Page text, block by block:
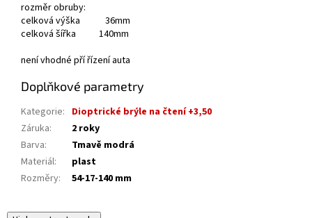
rozměr obruby:
celková výška 36mm
celková šířka 140mm
není vhodné pří řízení auta
Doplňkové parametry
Kategorie: Dioptrické brýle na čtení +3,50
Záruka:
2 roky
Barva:
Tmavě modrá
Materiál:
plast
Rozměry: 54-17-140 mm